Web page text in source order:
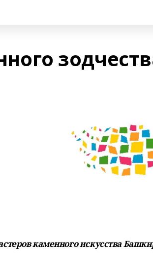
каменного искусства